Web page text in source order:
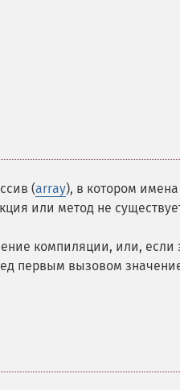
(array), в котором имена
или метод не
компиляции, или, если
первым вызовом